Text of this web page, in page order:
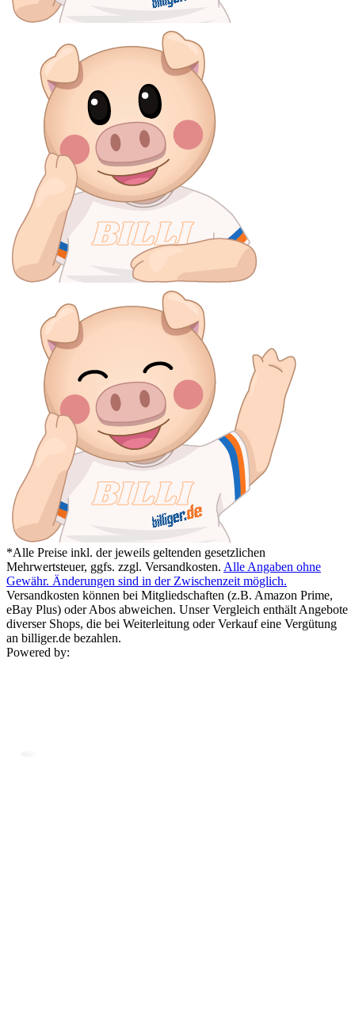
*Alle Preise inkl. der jeweils geltenden gesetzlichen
Mehrwertsteuer, ggfs. zzgl. Versandkosten. Alle Angaben ohne
Gewähr. Änderungen sind in der Zwischenzeit möglich.
Versandkosten können bei Mitgliedschaften (z.B. Amazon Prime,
eBay Plus) oder Abos abweichen. Unser Vergleich enthält Angebote
diverser Shops, die bei Weiterleitung oder Verkauf eine Vergütung
an billiger.de bezahlen.
Powered by: